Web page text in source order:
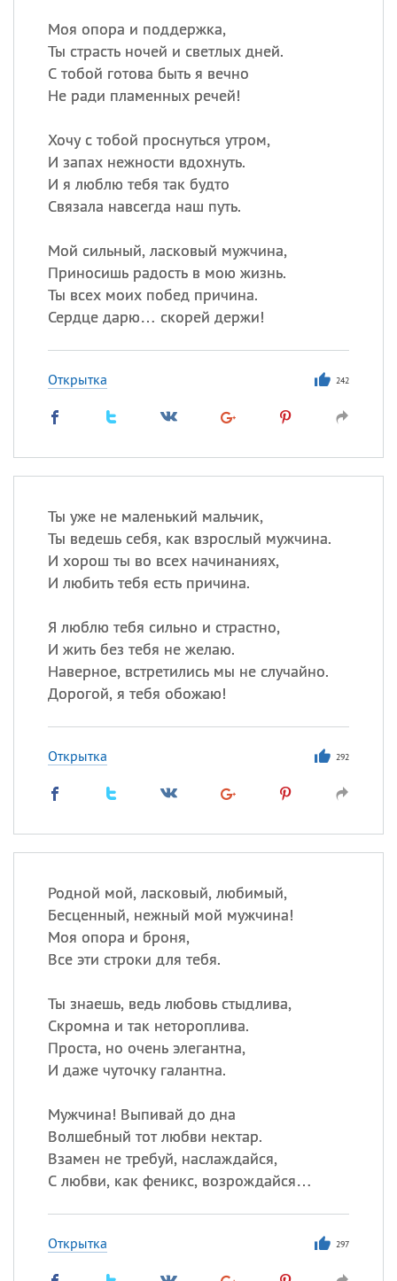
Моя опора и поддержка,
Ты страсть ночей и светлых дней.
С тобой готова быть я вечно
Не ради пламенных речей!
Хочу с тобой проснуться утром,
И запах нежности вдохнуть.
И я люблю тебя так будто
Связала навсегда наш путь.
Мой сильный, ласковый мужчина,
Приносишь радость в мою жизнь.
Ты всех моих побед причина.
Сердце дарю… скорей держи!
Открытка 242
Ты уже не маленький мальчик,
Ты ведешь себя, как взрослый мужчина.
И хорош ты во всех начинаниях,
И любить тебя есть причина.
Я люблю тебя сильно и страстно,
И жить без тебя не желаю.
Наверное, встретились мы не случайно.
Дорогой, я тебя обожаю!
Открытка 292
Родной мой, ласковый, любимый,
Бесценный, нежный мой мужчина!
Моя опора и броня,
Все эти строки для тебя.
Ты знаешь, ведь любовь стыдлива,
Скромна и так нетороплива.
Проста, но очень элегантна,
И даже чуточку галантна.
Мужчина! Выпивай до дна
Волшебный тот любви нектар.
Взамен не требуй, наслаждайся,
С любви, как феникс, возрождайся…
Открытка 297